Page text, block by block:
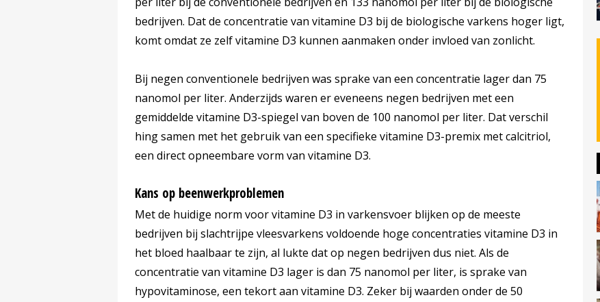
bedrijven. Dat de concentratie van vitamine D3 bij de biologische varkens hoger ligt,
komt omdat ze zelf vitamine D3 kunnen aanmaken onder invloed van zonlicht.
Bij negen conventionele bedrijven was sprake van een concentratie lager dan 75
nanomol per liter. Anderzijds waren er eveneens negen bedrijven met een
gemiddelde vitamine D3-spiegel van boven de 100 nanomol per liter. Dat verschil
hing samen met het gebruik van een specifieke vitamine D3-premix met calcitriol,
een direct opneembare vorm van vitamine D3.
Kans op beenwerkproblemen
Met de huidige norm voor vitamine D3 in varkensvoer blijken op de meeste
bedrijven bij slachtrijpe vleesvarkens voldoende hoge concentraties vitamine D3 in
het bloed haalbaar te zijn, al lukte dat op negen bedrijven dus niet. Als de
concentratie van vitamine D3 lager is dan 75 nanomol per liter, is sprake van
hypovitaminose, een tekort aan vitamine D3. Zeker bij waarden onder de 50